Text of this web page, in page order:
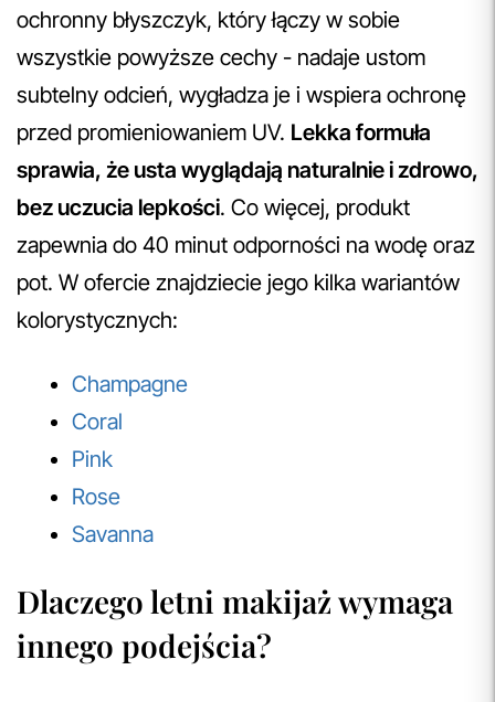
ochronny błyszczyk, który łączy w sobie
wszystkie powyższe cechy - nadaje ustom
subtelny odcień, wygładza je i wspiera ochronę
przed promieniowaniem UV. Lekka formuła
sprawia, że usta wyglądają naturalnie i zdrowo,
bez uczucia lepkości. Co więcej, produkt
zapewnia do 40 minut odporności na wodę oraz
pot. W ofercie znajdziecie jego kilka wariantów
kolorystycznych:
Champagne
Coral
Pink
Rose
Savanna
Dlaczego letni makijaż wymaga
innego podejścia?